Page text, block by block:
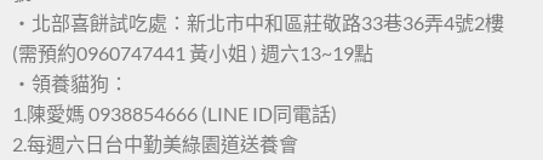
・北部喜餅試吃處：新北市中和區莊敬路33巷36弄4號2樓
(需預約0960747441 黃小姐 ) 週六13~19點
・領養貓狗：
1.陳愛媽 0938854666 (LINE ID同電話)
2.每週六日台中勤美綠園道送養會